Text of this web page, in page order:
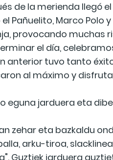
de la merienda llegó
Pañuelito, Marco Polo
provocando muchas
el día,
anterior tuvo tanto
al máximo y
eguna jarduera eta
zehar eta bazkaldu
arku-tiroa,
Guztiek jarduera